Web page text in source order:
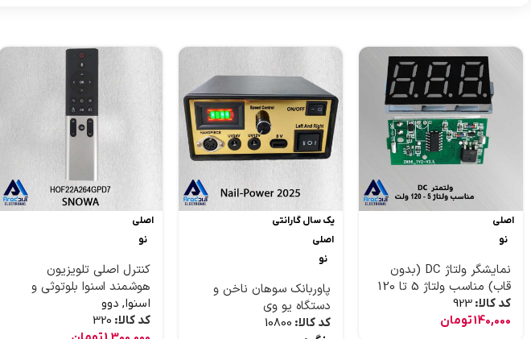
اصلی
نو
نمایشگر ولتاژ DC (بدون
قاب) مناسب ولتاژ 5 تا 120
ولت
کد کالا: 923
140,000تومان
یک سال گارانتی
اصلی
نو
پاوربانک سوهان ناخن و
دستگاه یو وی
کد کالا: 10800
اصلی
نو
کنترل اصلی تلویزیون
هوشمند اسنوا بلوتوثی و
موس دار و جستجوی صوتی
اسنوا, دوو
کد کالا: 320